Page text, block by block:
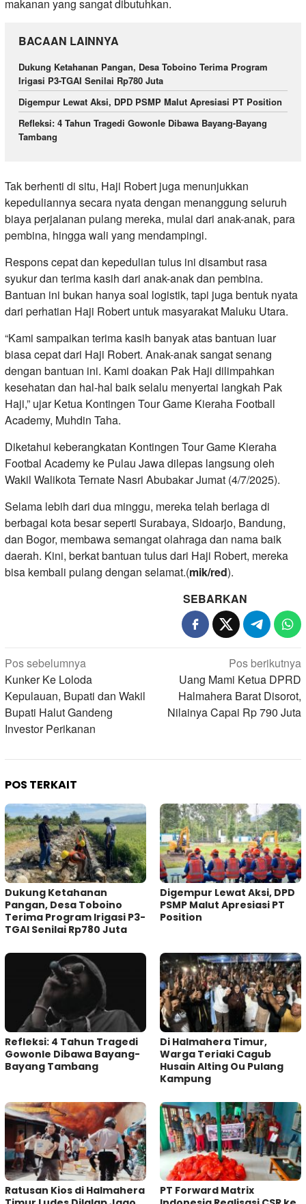
makanan yang sangat dibutuhkan.
BACAAN LAINNYA
Dukung Ketahanan Pangan, Desa Toboino Terima Program
Irigasi P3-TGAI Senilai Rp780 Juta
Digempur Lewat Aksi, DPD PSMP Malut Apresiasi PT Position
Refleksi: 4 Tahun Tragedi Gowonle Dibawa Bayang-Bayang
Tambang
Tak berhenti di situ, Haji Robert juga menunjukkan
kepeduliannya secara nyata dengan menanggung seluruh
biaya perjalanan pulang mereka, mulai dari anak-anak, para
pembina, hingga wali yang mendampingi.
Respons cepat dan kepedulian tulus ini disambut rasa
syukur dan terima kasih dari anak-anak dan pembina.
Bantuan ini bukan hanya soal logistik, tapi juga bentuk nyata
dari perhatian Haji Robert untuk masyarakat Maluku Utara.
“Kami sampaikan terima kasih banyak atas bantuan luar
biasa cepat dari Haji Robert. Anak-anak sangat senang
dengan bantuan ini. Kami doakan Pak Haji dilimpahkan
kesehatan dan hal-hal baik selalu menyertai langkah Pak
Haji,” ujar Ketua Kontingen Tour Game Kieraha Football
Academy, Muhdin Taha.
Diketahui keberangkatan Kontingen Tour Game Kieraha
Footbal Academy ke Pulau Jawa dilepas langsung oleh
Wakil Walikota Ternate Nasri Abubakar Jumat (4/7/2025).
Selama lebih dari dua minggu, mereka telah berlaga di
berbagai kota besar seperti Surabaya, Sidoarjo, Bandung,
dan Bogor, membawa semangat olahraga dan nama baik
daerah. Kini, berkat bantuan tulus dari Haji Robert, mereka
bisa kembali pulang dengan selamat.(mik/red).
SEBARKAN
Navigasi
pos
Pos sebelumnya
Kunker Ke Loloda
Kepulauan, Bupati dan Wakil
Bupati Halut Gandeng
Investor Perikanan
Pos berikutnya
Uang Mami Ketua DPRD
Halmahera Barat Disorot,
Nilainya Capai Rp 790 Juta
POS TERKAIT
Dukung Ketahanan
Pangan, Desa Toboino
Terima Program Irigasi P3-
TGAI Senilai Rp780 Juta
Digempur Lewat Aksi, DPD
PSMP Malut Apresiasi PT
Position
Refleksi: 4 Tahun Tragedi
Gowonle Dibawa Bayang-
Bayang Tambang
Di Halmahera Timur,
Warga Teriaki Cagub
Husain Alting Ou Pulang
Kampung
Ratusan Kios di Halmahera
PT Forward Matrix